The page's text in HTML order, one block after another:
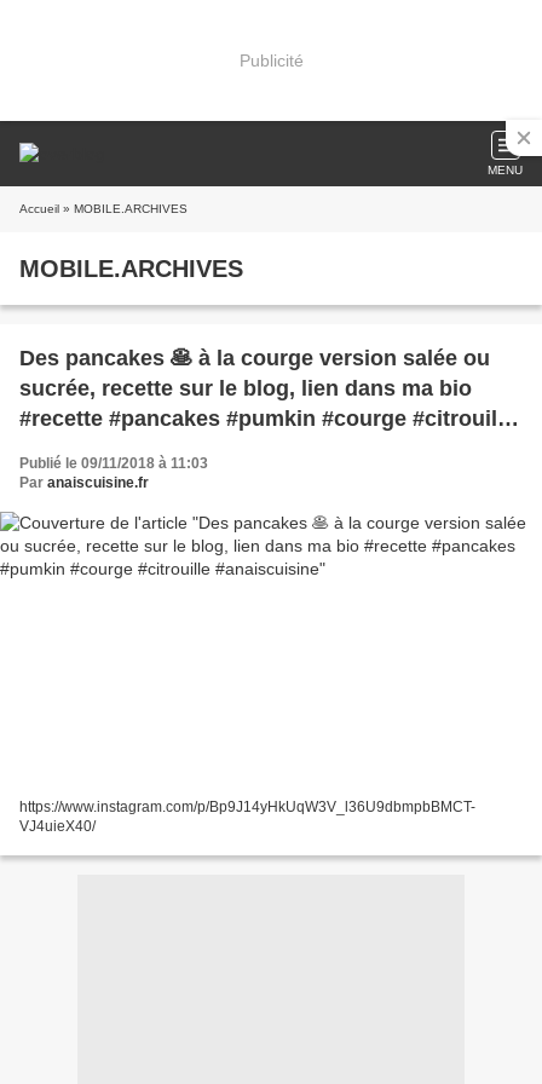
Publicité
MENU
Accueil » MOBILE.ARCHIVES
MOBILE.ARCHIVES
Des pancakes 🥞 à la courge version salée ou
sucrée, recette sur le blog, lien dans ma bio
#recette #pancakes #pumkin #courge #citrouille
#anaiscuisine
Publié le 09/11/2018 à 11:03
Par anaiscuisine.fr
https://www.instagram.com/p/Bp9J14yHkUqW3V_l36U9dbmpbBMCT-
VJ4uieX40/